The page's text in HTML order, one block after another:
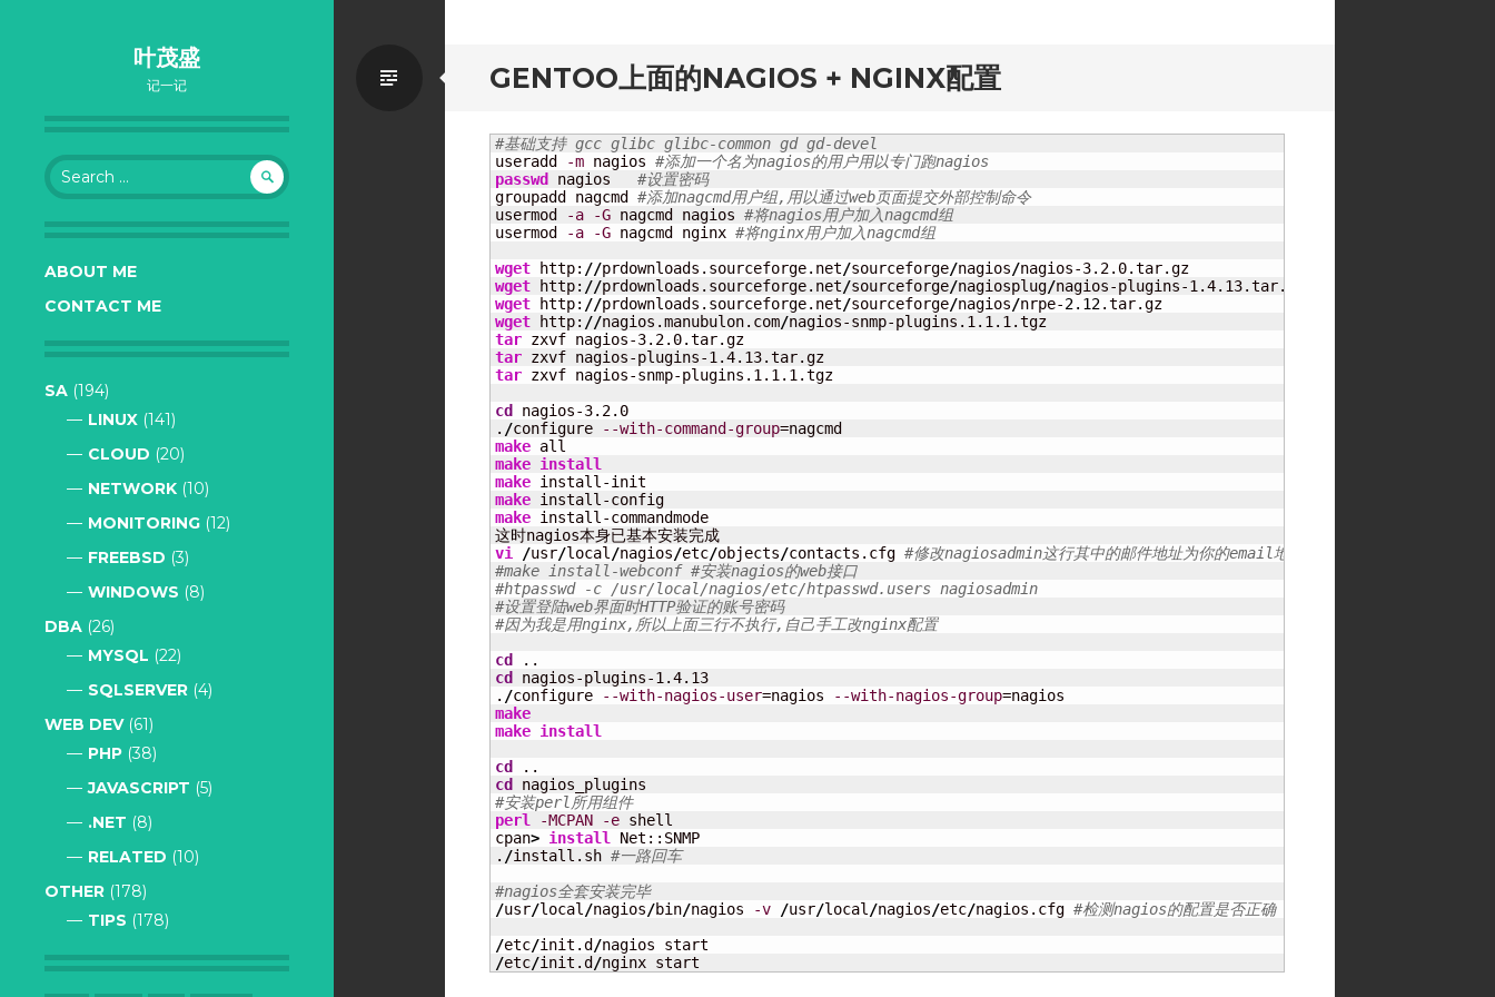
叶茂盛
记一记
Search
for:
ABOUT ME
CONTACT ME
SA (194)
LINUX (141)
CLOUD (20)
NETWORK (10)
MONITORING (12)
FREEBSD (3)
WINDOWS (8)
DBA (26)
MYSQL (22)
SQLSERVER (4)
WEB DEV(61)
PHP (38)
JAVASCRIPT (5)
.NET (8)
RELATED (10)
OTHER (178)
TIPS (178)
GENTOO上面的NAGIOS + NGINX配置
Standard
#基础支持 gcc glibc glibc-common gd gd-devel
useradd
-m nagios #添加一个名为nagios的用户用以专门跑nagios
passwd
nagios #设置密码
groupadd nagcmd #添加nagcmd用户组,用以通过web页面提交外部控制命令
usermod
-a -G nagcmd nagios #将nagios用户加入nagcmd组
usermod
-a -G nagcmd nginx #将nginx用户加入nagcmd组
wget http: //prdownloads.sourceforge.net/sourceforge/nagios/
wget http: //prdownloads.sourceforge.net/sourceforge/nagiosplug/
wget http: //prdownloads.sourceforge.net/sourceforge/nagios/nrpe-2.12
wget http: //nagios.manubulon.com/
tar
tar
tar zxvf nagios-snmp-plugins.1.1.1.tgz
cd
nagios-3.2.0
. /configure --with-command-group
make
make install
make
make
make install-commandmode
vi
/usr/local /nagios/etc/objects/contacts.cfg #修改nagiosadmin这行其中的邮件地址为你的email地址，以将报警邮件发到你的邮
#make install-webconf #安装nagios的web接口
#htpasswd -c /usr/local/nagios/etc/htpasswd.users nagiosadmin
#设置登陆web界面时HTTP验证的账号密码
#因为我是用nginx,所以上面三行不执行,自己手工改nginx配置
cd
cd
nagios-plugins-1.4.13
. /configure --with-nagios-user=nagios --with-nagios-group
make
make install
cd
cd
#安装perl所用组件
perl
-MCPAN -e shell
cpan> install
Net::SNMP
. /install.sh #一路回车
#nagios全套安装完毕
/usr/local /nagios/bin/nagios -v /usr/local /nagios/etc/nagios.cfg #检测nagios的配置是否正确
/etc/init.d /
/etc/init.d /nginx start